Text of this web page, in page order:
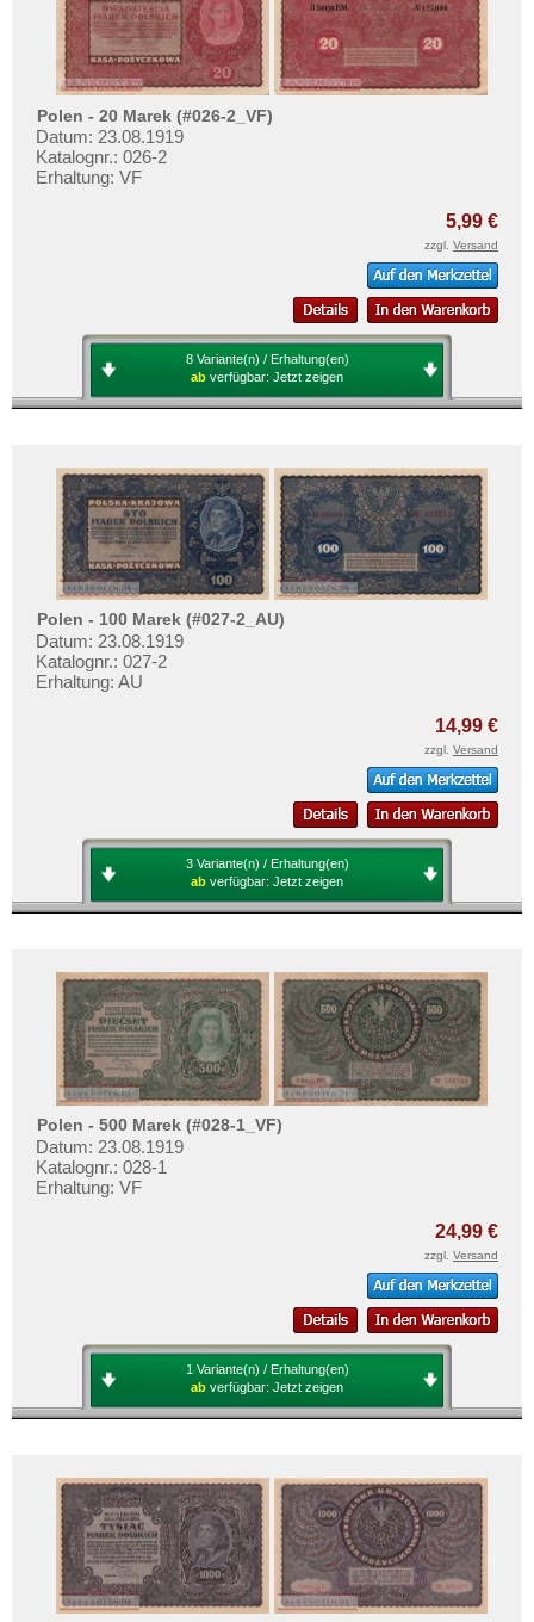
Polen - 20 Marek (#026-2_VF)
Datum: 23.08.1919
Katalognr.: 026-2
Erhaltung: VF
5,99 €
zzgl. Versand
8 Variante(n) / Erhaltung(en)
ab verfügbar: Jetzt zeigen
Polen - 100 Marek (#027-2_AU)
Datum: 23.08.1919
Katalognr.: 027-2
Erhaltung: AU
14,99 €
zzgl. Versand
3 Variante(n) / Erhaltung(en)
ab verfügbar: Jetzt zeigen
Polen - 500 Marek (#028-1_VF)
Datum: 23.08.1919
Katalognr.: 028-1
Erhaltung: VF
24,99 €
zzgl. Versand
1 Variante(n) / Erhaltung(en)
ab verfügbar: Jetzt zeigen